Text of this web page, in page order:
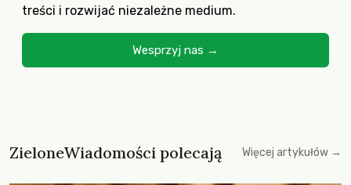
treści i rozwijać niezależne medium.
Wesprzyj nas →
ZieloneWiadomości polecają Więcej artykułów →